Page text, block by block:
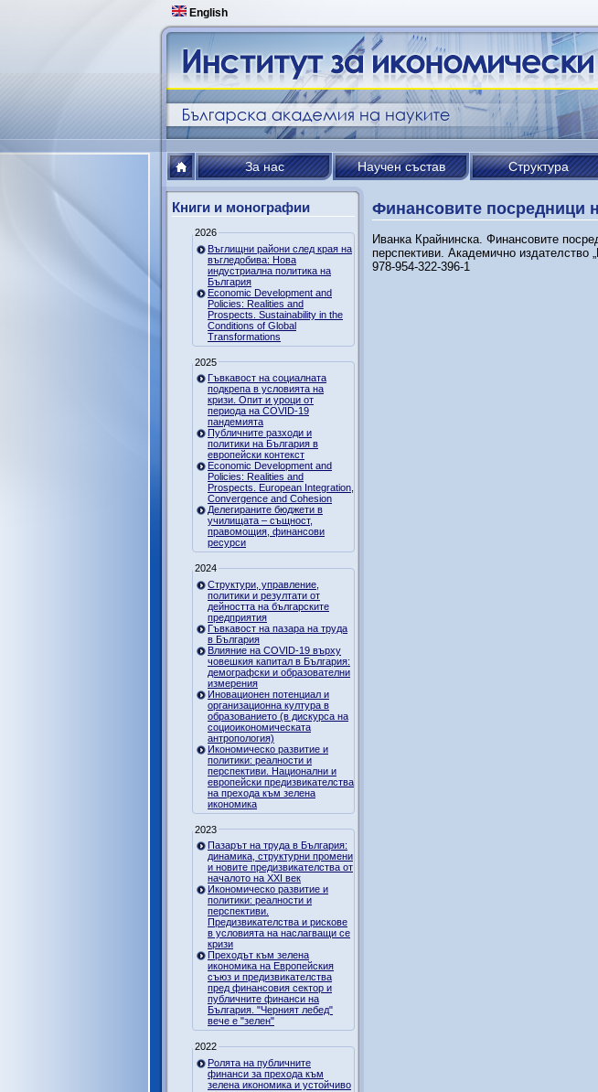
English
За нас Научен състав Структура
Книги и монографии
2026
Въглищни райони след края на
въгледобива: Нова
индустриална политика на
България
Economic Development and
Policies: Realities and
Prospects. Sustainability in the
Conditions of Global
Transformations
2025
Гъвкавост на социалната
подкрепа в условията на
кризи. Опит и уроци от
периода на COVID-19
пандемията
Публичните разходи и
политики на България в
европейски контекст
Economic Development and
Policies: Realities and
Prospects. European Integration,
Convergence and Cohesion
Делегираните бюджети в
училищата – същност,
правомощия, финансови
ресурси
2024
Структури, управление,
политики и резултати от
дейността на българските
предприятия
Гъвкавост на пазара на труда
в България
Влияние на COVID-19 върху
човешкия капитал в България:
демографски и образователни
измерения
Иновационен потенциал и
организационна култура в
образованието (в дискурса на
социоикономическата
антропология)
Икономическо развитие и
политики: реалности и
перспективи. Национални и
европейски предизвикателства
на прехода към зелена
икономика
2023
Пазарът на труда в България:
динамика, структурни промени
и новите предизвикателства от
началото на XXI век
Икономическо развитие и
политики: реалности и
перспективи.
Предизвикателства и рискове
в условията на наслагващи се
кризи
Преходът към зелена
икономика на Европейския
съюз и предизвикателства
пред финансовия сектор и
публичните финанси на
България. "Черният лебед"
вече е "зелен"
2022
Ролята на публичните
финанси за прехода към
зелена икономика и устойчиво
Финансовите посредници
Иванка Крайнинска. Финансовите
перспективи. Академично
978-954-322-396-1